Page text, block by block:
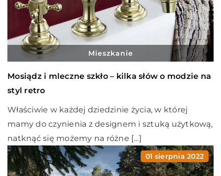
Mieszkanie
Mosiądz i mleczne szkło – kilka słów o modzie na
styl retro
Właściwie w każdej dziedzinie życia, w której
mamy do czynienia z designem i sztuką użytkową,
natknąć się możemy na różne […]
01 sierpnia 2022